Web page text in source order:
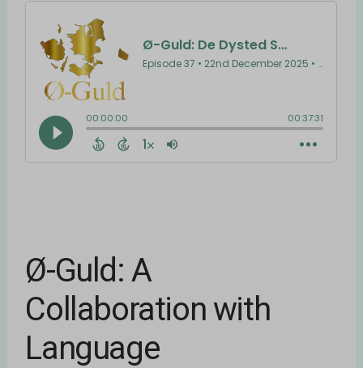
Ø-Guld: A
Collaboration with
Language